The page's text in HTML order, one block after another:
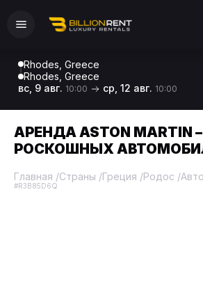
Rhodes, Greece
Rhodes, Greece
вс, 9 авг. 10:00 ср, 12 авг. 10:00
АРЕНДА ASTON MARTIN
РОСКОШНЫХ
Главная /Страны /Греция /Родос /
#R3B85D6Q